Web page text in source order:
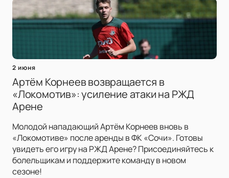
2 июня
Артём Корнеев возвращается в
«Локомотив»: усиление атаки на РЖД
Арене
Молодой нападающий Артём Корнеев вновь в
«Локомотиве» после аренды в ФК «Сочи». Готовы
увидеть его игру на РЖД Арене? Присоединяйтесь к
болельщикам и поддержите команду в новом
сезоне!